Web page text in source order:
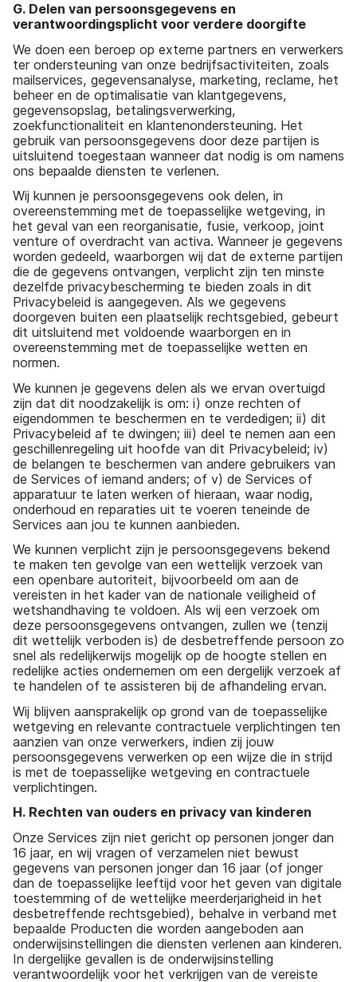
G. Delen van persoonsgegevens en
verantwoordingsplicht voor verdere doorgifte
We doen een beroep op externe partners en verwerkers
ter ondersteuning van onze bedrijfsactiviteiten, zoals
mailservices, gegevensanalyse, marketing, reclame, het
beheer en de optimalisatie van klantgegevens,
gegevensopslag, betalingsverwerking,
zoekfunctionaliteit en klantenondersteuning. Het
gebruik van persoonsgegevens door deze partijen is
uitsluitend toegestaan wanneer dat nodig is om namens
ons bepaalde diensten te verlenen.
Wij kunnen je persoonsgegevens ook delen, in
overeenstemming met de toepasselijke wetgeving, in
het geval van een reorganisatie, fusie, verkoop, joint
venture of overdracht van activa. Wanneer je gegevens
worden gedeeld, waarborgen wij dat de externe partijen
die de gegevens ontvangen, verplicht zijn ten minste
dezelfde privacybescherming te bieden zoals in dit
Privacybeleid is aangegeven. Als we gegevens
doorgeven buiten een plaatselijk rechtsgebied, gebeurt
dit uitsluitend met voldoende waarborgen en in
overeenstemming met de toepasselijke wetten en
normen.
We kunnen je gegevens delen als we ervan overtuigd
zijn dat dit noodzakelijk is om: i) onze rechten of
eigendommen te beschermen en te verdedigen; ii) dit
Privacybeleid af te dwingen; iii) deel te nemen aan een
geschillenregeling uit hoofde van dit Privacybeleid; iv)
de belangen te beschermen van andere gebruikers van
de Services of iemand anders; of v) de Services of
apparatuur te laten werken of hieraan, waar nodig,
onderhoud en reparaties uit te voeren teneinde de
Services aan jou te kunnen aanbieden.
We kunnen verplicht zijn je persoonsgegevens bekend
te maken ten gevolge van een wettelijk verzoek van
een openbare autoriteit, bijvoorbeeld om aan de
vereisten in het kader van de nationale veiligheid of
wetshandhaving te voldoen. Als wij een verzoek om
deze persoonsgegevens ontvangen, zullen we (tenzij
dit wettelijk verboden is) de desbetreffende persoon zo
snel als redelijkerwijs mogelijk op de hoogte stellen en
redelijke acties ondernemen om een dergelijk verzoek af
te handelen of te assisteren bij de afhandeling ervan.
Wij blijven aansprakelijk op grond van de toepasselijke
wetgeving en relevante contractuele verplichtingen ten
aanzien van onze verwerkers, indien zij jouw
persoonsgegevens verwerken op een wijze die in strijd
is met de toepasselijke wetgeving en contractuele
verplichtingen.
H. Rechten van ouders en privacy van kinderen
Onze Services zijn niet gericht op personen jonger dan
16 jaar, en wij vragen of verzamelen niet bewust
gegevens van personen jonger dan 16 jaar (of jonger
dan de toepasselijke leeftijd voor het geven van digitale
toestemming of de wettelijke meerderjarigheid in het
desbetreffende rechtsgebied), behalve in verband met
bepaalde Producten die worden aangeboden aan
onderwijsinstellingen die diensten verlenen aan kinderen.
In dergelijke gevallen is de onderwijsinstelling
verantwoordelijk voor het verkrijgen van de vereiste